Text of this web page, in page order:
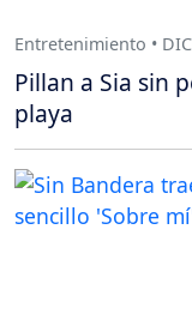
Entretenimiento •
Pillan a Sia sin
playa